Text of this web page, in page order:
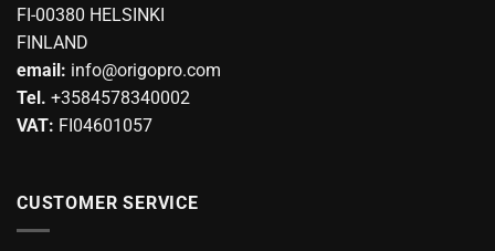
FI-00380 HELSINKI
FINLAND
email: info@origopro.com
Tel. +3584578340002
VAT: FI04601057
CUSTOMER SERVICE